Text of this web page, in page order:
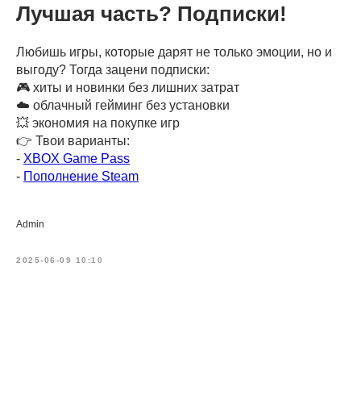
Лучшая часть? Подписки!
Любишь игры, которые дарят не только эмоции, но и
выгоду? Тогда зацени подписки:
🎮 хиты и новинки без лишних затрат
☁️ облачный гейминг без установки
💥 экономия на покупке игр
👉 Твои варианты:
- XBOX Game Pass
- Пополнение Steam
Admin
2025-06-09 10:10